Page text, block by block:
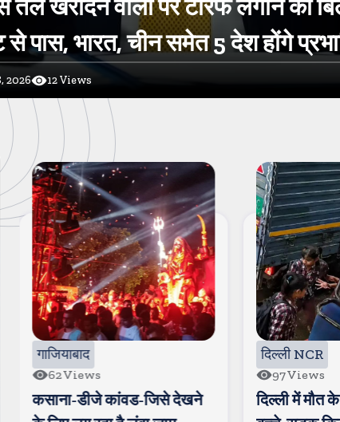
खरीदने वालों पर टैरिफ लगाने का
से पास, भारत, चीन समेत 5 देश होंगे
2026 12Views
गाजियाबाद
62Views
कसाना-डीजे कांवड-जिसे देखने
दिल्ली NCR
97Views
दिल्ली में मौत